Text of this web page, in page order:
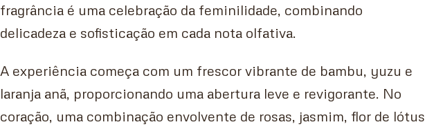
fragrância é uma celebração da feminilidade, combinando
delicadeza e sofisticação em cada nota olfativa.
A experiência começa com um frescor vibrante de bambu, yuzu e
laranja anã, proporcionando uma abertura leve e revigorante. No
coração, uma combinação envolvente de rosas, jasmim, flor de lótus